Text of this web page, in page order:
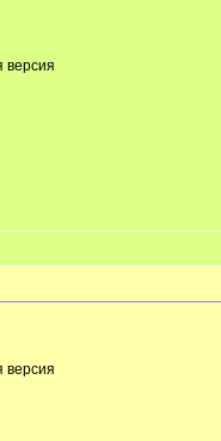
версия
версия